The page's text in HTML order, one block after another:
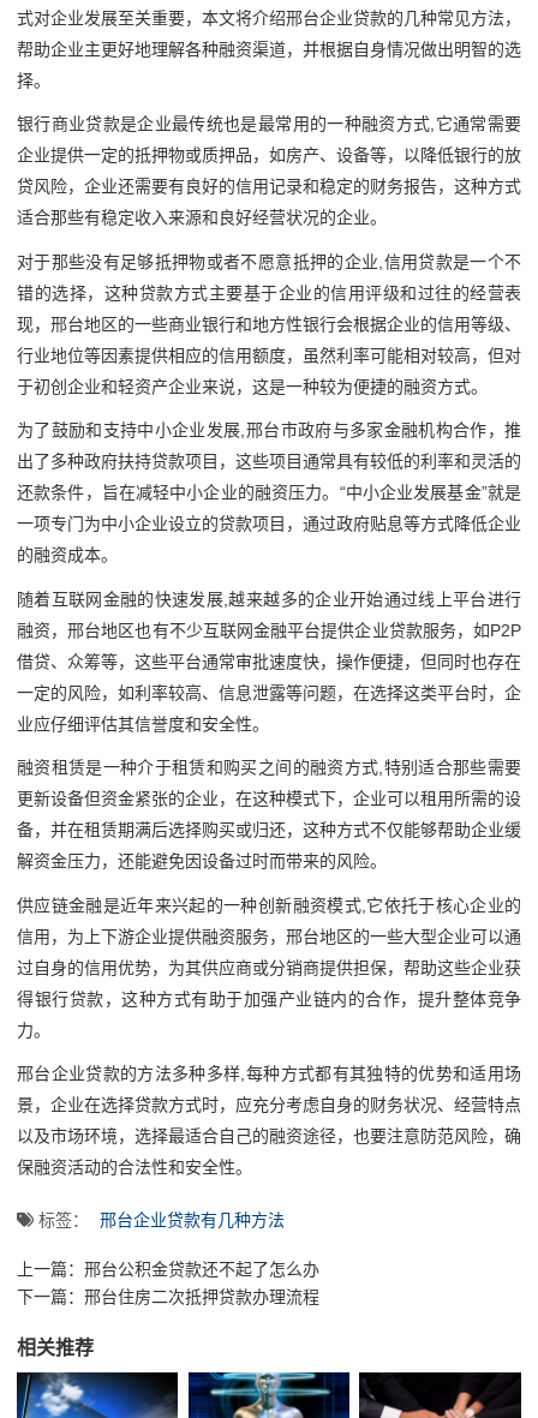
式对企业发展至关重要，本文将介绍邢台企业贷款的几种常见方法，
帮助企业主更好地理解各种融资渠道，并根据自身情况做出明智的选
择。
银行商业贷款是企业最传统也是最常用的一种融资方式,它通常需要
企业提供一定的抵押物或质押品，如房产、设备等，以降低银行的放
贷风险，企业还需要有良好的信用记录和稳定的财务报告，这种方式
适合那些有稳定收入来源和良好经营状况的企业。
对于那些没有足够抵押物或者不愿意抵押的企业,信用贷款是一个不
错的选择，这种贷款方式主要基于企业的信用评级和过往的经营表
现，邢台地区的一些商业银行和地方性银行会根据企业的信用等级、
行业地位等因素提供相应的信用额度，虽然利率可能相对较高，但对
于初创企业和轻资产企业来说，这是一种较为便捷的融资方式。
为了鼓励和支持中小企业发展,邢台市政府与多家金融机构合作，推
出了多种政府扶持贷款项目，这些项目通常具有较低的利率和灵活的
还款条件，旨在减轻中小企业的融资压力。“中小企业发展基金”就是
一项专门为中小企业设立的贷款项目，通过政府贴息等方式降低企业
的融资成本。
随着互联网金融的快速发展,越来越多的企业开始通过线上平台进行
融资，邢台地区也有不少互联网金融平台提供企业贷款服务，如P2P
借贷、众筹等，这些平台通常审批速度快，操作便捷，但同时也存在
一定的风险，如利率较高、信息泄露等问题，在选择这类平台时，企
业应仔细评估其信誉度和安全性。
融资租赁是一种介于租赁和购买之间的融资方式,特别适合那些需要
更新设备但资金紧张的企业，在这种模式下，企业可以租用所需的设
备，并在租赁期满后选择购买或归还，这种方式不仅能够帮助企业缓
解资金压力，还能避免因设备过时而带来的风险。
供应链金融是近年来兴起的一种创新融资模式,它依托于核心企业的
信用，为上下游企业提供融资服务，邢台地区的一些大型企业可以通
过自身的信用优势，为其供应商或分销商提供担保，帮助这些企业获
得银行贷款，这种方式有助于加强产业链内的合作，提升整体竞争
力。
邢台企业贷款的方法多种多样,每种方式都有其独特的优势和适用场
景，企业在选择贷款方式时，应充分考虑自身的财务状况、经营特点
以及市场环境，选择最适合自己的融资途径，也要注意防范风险，确
保融资活动的合法性和安全性。
标签： 邢台企业贷款有几种方法
上一篇： 邢台公积金贷款还不起了怎么办
下一篇： 邢台住房二次抵押贷款办理流程
相关推荐